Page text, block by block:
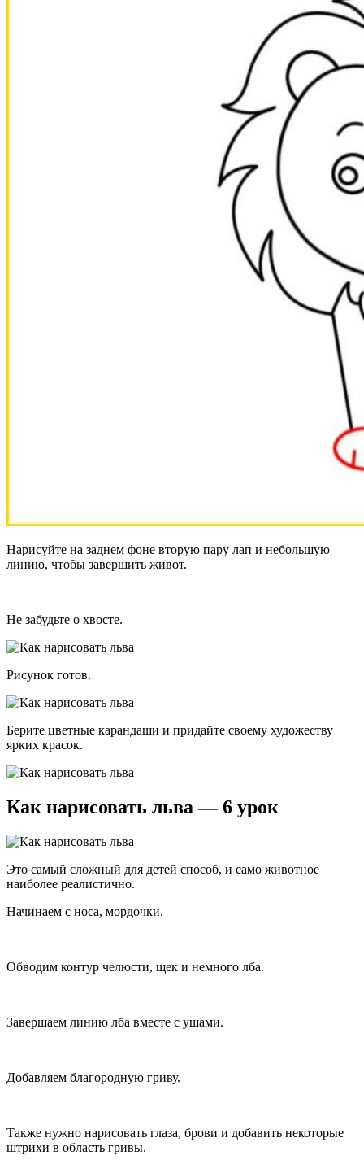
Нарисуйте на заднем фоне вторую пару лап и небольшую
линию, чтобы завершить живот.
Не забудьте о хвосте.
Рисунок готов.
Берите цветные карандаши и придайте своему художеству
ярких красок.
Как нарисовать льва — 6 урок
Это самый сложный для детей способ, и само животное
наиболее реалистично.
Начинаем с носа, мордочки.
Обводим контур челюсти, щек и немного лба.
Завершаем линию лба вместе с ушами.
Добавляем благородную гриву.
Также нужно нарисовать глаза, брови и добавить некоторые
штрихи в область гривы.